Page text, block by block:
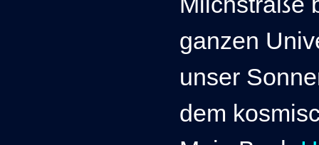
ganzen
unser
dem